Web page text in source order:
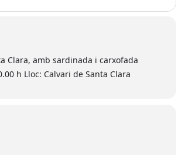
Clara, amb sardinada i carxofada
h Lloc: Calvari de Santa Clara